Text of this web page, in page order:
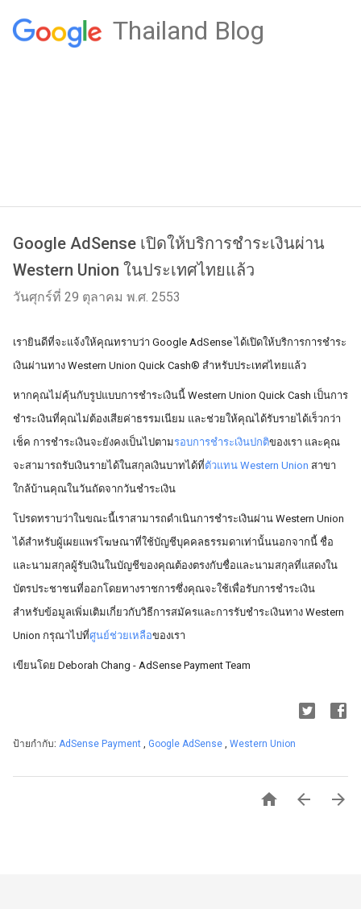
Thailand Blog
Google AdSense เปิดให้บริการชำระเงินผ่าน
Western Union ในประเทศไทยแล้ว
วันศุกร์ที่ 29 ตุลาคม พ.ศ. 2553
เรายินดีที่จะแจ้งให้คุณทราบว่า Google AdSense ได้เปิดให้บริการการชำระ
เงินผ่านทาง Western Union Quick Cash® สำหรับประเทศไทยแล้ว
หากคุณไม่คุ้นกับรูปแบบการชำระเงินนี้ Western Union Quick Cash เป็นการ
ชำระเงินที่คุณไม่ต้องเสียค่าธรรมเนียม และช่วยให้คุณได้รับรายได้เร็วกว่า
เช็ค การชำระเงินจะยังคงเป็นไปตามรอบการชำระเงินปกติของเรา และคุณ
จะสามารถรับเงินรายได้ในสกุลเงินบาทได้ที่ตัวแทน Western Union สาขา
ใกล้บ้านคุณในวันถัดจากวันชำระเงิน
โปรดทราบว่าในขณะนี้เราสามารถดำเนินการชำระเงินผ่าน Western Union
ได้สำหรับผู้เผยแพร่โฆษณาที่ใช้บัญชีบุคคลธรรมดาเท่านั้นนอกจากนี้ ชื่อ
และนามสกุลผู้รับเงินในบัญชีของคุณต้องตรงกับชื่อและนามสกุลที่แสดงใน
บัตรประชาชนที่ออกโดยทางราชการซึ่งคุณจะใช้เพื่อรับการชำระเงิน
สำหรับข้อมูลเพิ่มเติมเกี่ยวกับวิธีการสมัครและการรับชำระเงินทาง Western
Union กรุณาไปที่ศูนย์ช่วยเหลือของเรา
เขียนโดย Deborah Chang - AdSense Payment Team
ป้ายกำกับ: AdSense Payment , Google AdSense , Western Union
  